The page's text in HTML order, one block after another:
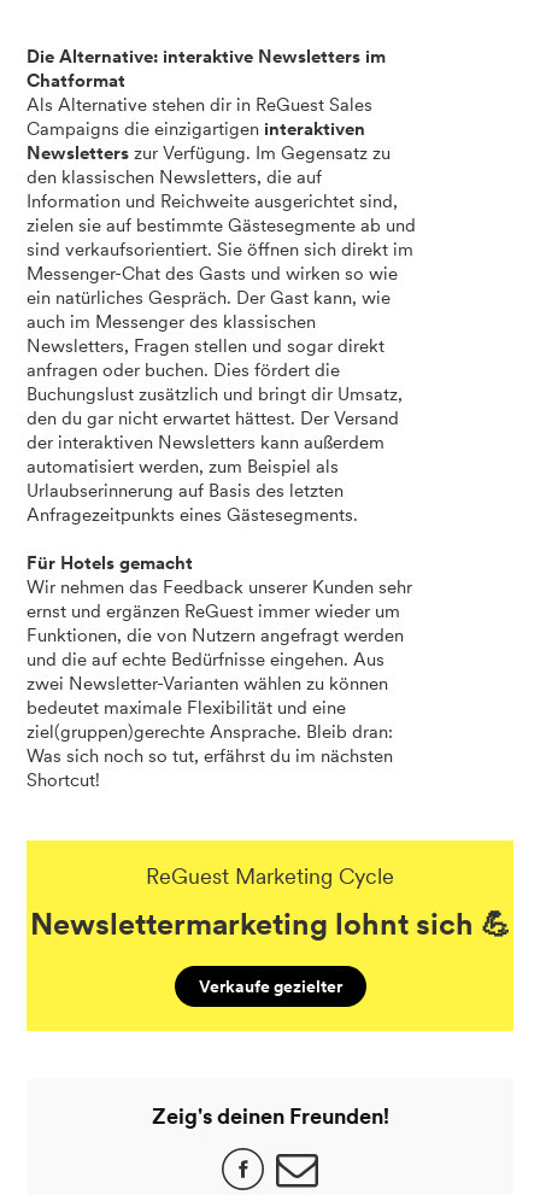
Die Alternative: interaktive Newsletters im
Chatformat
Als Alternative stehen dir in ReGuest Sales
Campaigns die einzigartigen interaktiven
Newsletters zur Verfügung. Im Gegensatz zu
den klassischen Newsletters, die auf
Information und Reichweite ausgerichtet sind,
zielen sie auf bestimmte Gästesegmente ab und
sind verkaufsorientiert. Sie öffnen sich direkt im
Messenger-Chat des Gasts und wirken so wie
ein natürliches Gespräch. Der Gast kann, wie
auch im Messenger des klassischen
Newsletters, Fragen stellen und sogar direkt
anfragen oder buchen. Dies fördert die
Buchungslust zusätzlich und bringt dir Umsatz,
den du gar nicht erwartet hättest. Der Versand
der interaktiven Newsletters kann außerdem
automatisiert werden, zum Beispiel als
Urlaubserinnerung auf Basis des letzten
Anfragezeitpunkts eines Gästesegments.
Für Hotels gemacht
Wir nehmen das Feedback unserer Kunden sehr
ernst und ergänzen ReGuest immer wieder um
Funktionen, die von Nutzern angefragt werden
und die auf echte Bedürfnisse eingehen. Aus
zwei Newsletter-Varianten wählen zu können
bedeutet maximale Flexibilität und eine
ziel(gruppen)gerechte Ansprache. Bleib dran:
Was sich noch so tut, erfährst du im nächsten
Shortcut!
ReGuest Marketing Cycle
Newslettermarketing lohnt sich 💪
Verkaufe gezielter
Zeig's deinen Freunden!